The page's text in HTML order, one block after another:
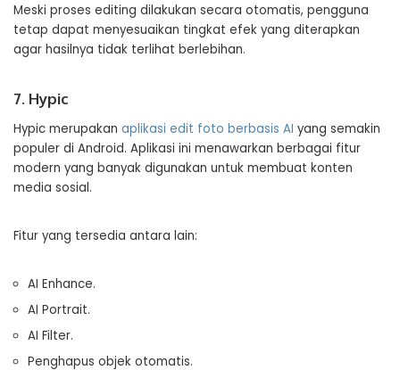
Meski proses editing dilakukan secara otomatis, pengguna
tetap dapat menyesuaikan tingkat efek yang diterapkan
agar hasilnya tidak terlihat berlebihan.
7. Hypic
Hypic merupakan aplikasi edit foto berbasis AI yang semakin
populer di Android. Aplikasi ini menawarkan berbagai fitur
modern yang banyak digunakan untuk membuat konten
media sosial.
Fitur yang tersedia antara lain:
AI Enhance.
AI Portrait.
AI Filter.
Penghapus objek otomatis.